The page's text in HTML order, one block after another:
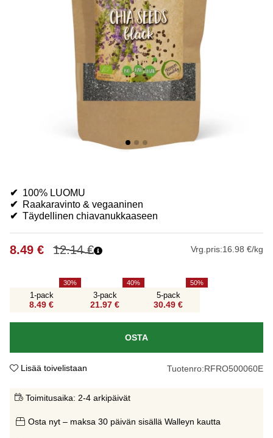
✔ 100% LUOMU
✔ Raakaravinto & vegaaninen
✔ Täydellinen chiavanukkaaseen
12.14€
8.49 € Vrg.pris:16.98 €/kg
1-pack
8.49 €
30
3-pack
21.97 €
40
5-pack
30.49 €
50
OSTA
Lisää toivelistaan Tuotenro:RFRO500060E
Toimitusaika: 2-4 arkipäivät
Osta nyt – maksa 30 päivän sisällä Walleyn kautta